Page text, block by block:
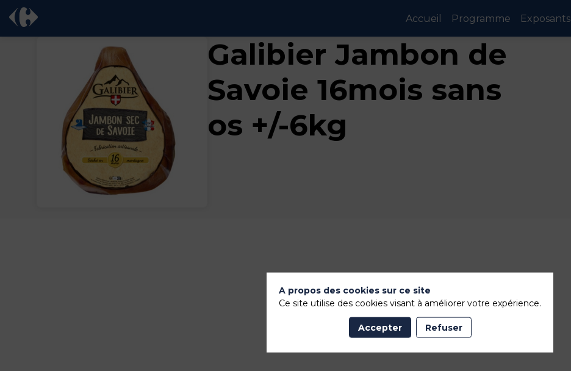
Accueil Programme Exposants
Galibier Jambon de
Savoie 16mois sans
os +/-6kg
A propos des cookies sur ce site
Ce site utilise des cookies visant à améliorer votre expérience.
Accepter Refuser